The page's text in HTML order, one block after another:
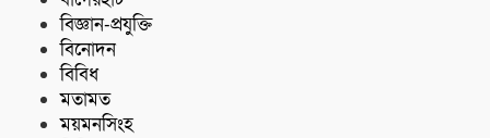
বিজ্ঞান-প্রযুক্তি
বিনোদন
বিবিধ
মতামত
ময়মনসিংহ